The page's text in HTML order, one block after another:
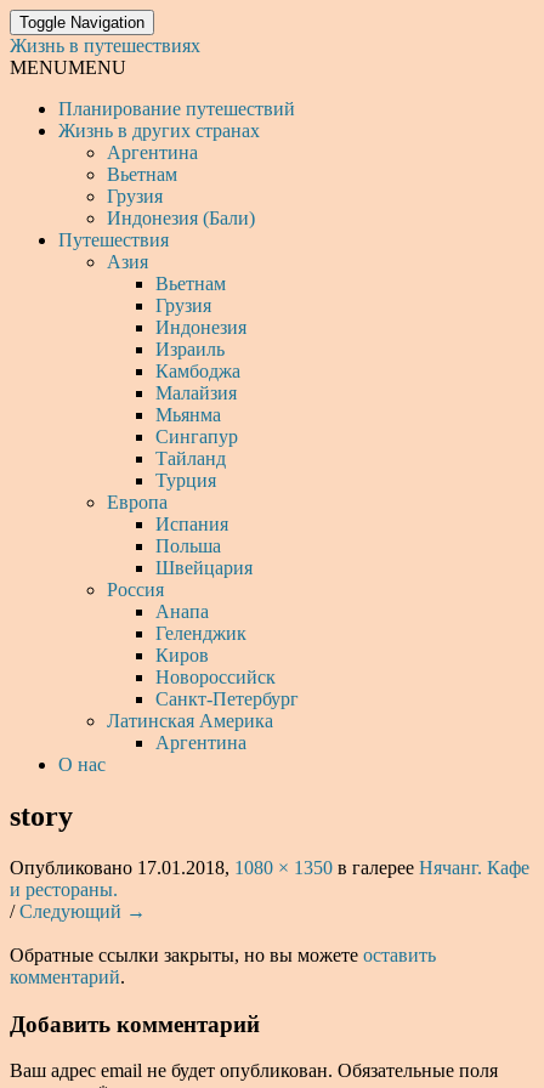
Toggle Navigation
Жизнь в путешествиях
MENUMENU
Планирование путешествий
Жизнь в других странах
Аргентина
Вьетнам
Грузия
Индонезия (Бали)
Путешествия
Азия
Вьетнам
Грузия
Индонезия
Израиль
Камбоджа
Малайзия
Мьянма
Сингапур
Тайланд
Турция
Европа
Испания
Польша
Швейцария
Россия
Анапа
Геленджик
Киров
Новороссийск
Санкт-Петербург
Латинская Америка
Аргентина
О нас
story
Опубликовано 17.01.2018, 1080 × 1350 в галерее Нячанг. Кафе
и рестораны.
/Следующий →
Обратные ссылки закрыты, но вы можете оставить
комментарий.
Добавить комментарий
Ваш адрес email не будет опубликован. Обязательные поля